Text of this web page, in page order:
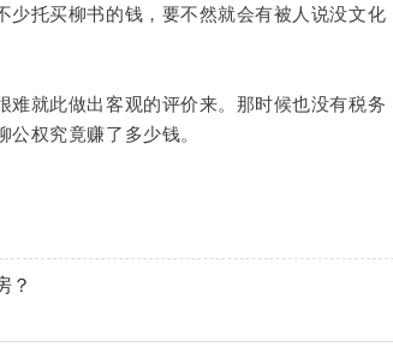
少托买柳书的钱，要不然就会有被人说没文化
难就此做出客观的评价来。那时候也没有税务
权究竟赚了多少钱。
？